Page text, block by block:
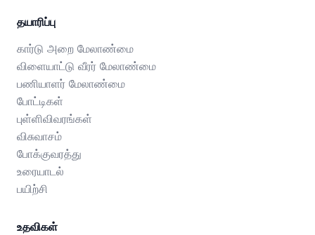
தயாரிப்பு
கார்டு அறை மேலாண்மை
விளையாட்டு வீரர் மேலாண்மை
பணியாளர் மேலாண்மை
போட்டிகள்
புள்ளிவிவரங்கள்
விசுவாசம்
போக்குவரத்து
உரையாடல்
பயிற்சி
உதவிகள்